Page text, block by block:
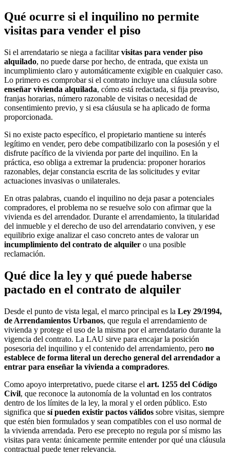
Qué ocurre si el inquilino no permite
visitas para vender el piso
Si el arrendatario se niega a facilitarvisitas para vender piso
alquilado, no puede darse por hecho, de entrada, que exista un
incumplimiento claro y automáticamente exigible en cualquier caso.
Lo primero es comprobar si el contrato incluye una cláusula sobre
enseñar vivienda alquilada, cómo está redactada, si fija preaviso,
franjas horarias, número razonable de visitas o necesidad de
consentimiento previo, y si esa cláusula se ha aplicado de forma
proporcionada.
Si no existe pacto específico, el propietario mantiene su interés
legítimo en vender, pero debe compatibilizarlo con la posesión y el
disfrute pacífico de la vivienda por parte del inquilino. En la
práctica, eso obliga a extremar la prudencia: proponer horarios
razonables, dejar constancia escrita de las solicitudes y evitar
actuaciones invasivas o unilaterales.
En otras palabras, cuando el inquilino no deja pasar a potenciales
compradores, el problema no se resuelve solo con afirmar que la
vivienda es del arrendador. Durante el arrendamiento, la titularidad
del inmueble y el derecho de uso del arrendatario conviven, y ese
equilibrio exige analizar el caso concreto antes de valorar un
incumplimiento del contrato de alquiler o una posible
reclamación.
Qué dice la ley y qué puede haberse
pactado en el contrato de alquiler
Desde el punto de vista legal, el marco principal es la Ley 29/1994,
de Arrendamientos Urbanos, que regula el arrendamiento de
vivienda y protege el uso de la misma por el arrendatario durante la
vigencia del contrato. La LAU sirve para encajar la posición
posesoria del inquilino y el contenido del arrendamiento, pero no
establece de forma literal un derecho general del arrendador a
entrar para enseñar la vivienda a compradores.
Como apoyo interpretativo, puede citarse el art. 1255 del Código
Civil, que reconoce la autonomía de la voluntad en los contratos
dentro de los límites de la ley, la moral y el orden público. Esto
significa que sí pueden existir pactos válidos sobre visitas, siempre
que estén bien formulados y sean compatibles con el uso normal de
la vivienda arrendada. Pero ese precepto no regula por sí mismo las
visitas para venta: únicamente permite entender por qué una cláusula
contractual puede tener relevancia.